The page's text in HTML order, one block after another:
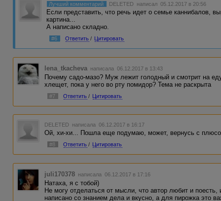
Лучший комментарий DELETED написал 05.12.2017 в 20:56
Если представить, что речь идет о семье каннибалов,
картина...
А написано складно.
#6 Ответить / Цитировать
lena_tkacheva написала 06.12.2017 в 13:43
Почему садо-мазо? Муж лежит голодный и смотрит на
хлещет, пока у него во рту помидор? Тема не раскрыта
#7 Ответить / Цитировать
DELETED написала 06.12.2017 в 16:17
Ой, хи-хи... Пошла еще подумаю, может, вернусь с
#8 Ответить / Цитировать
juli170378 написала 06.12.2017 в 17:16
Натаха, я с тобой)
Не могу отделаться от мысли, что автор любит и
написано со знанием дела и вкусно, а для пирожка это